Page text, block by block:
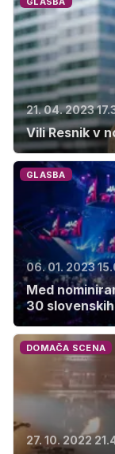
21. 04. 2023
Vili Resnik v
GLASBA
06. 01. 2023
Med
30
DOMAČA SCENA
27. 10. 2022